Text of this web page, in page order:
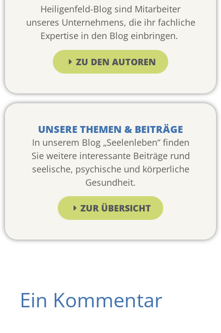
Heiligenfeld-Blog sind Mitarbeiter
unseres Unternehmens, die ihr fachliche
Expertise in den Blog einbringen.
ZU DEN AUTOREN
UNSERE THEMEN & BEITRÄGE
In unserem Blog „Seelenleben“ finden
Sie weitere interessante Beiträge rund
seelische, psychische und körperliche
Gesundheit.
ZUR ÜBERSICHT
Ein Kommentar